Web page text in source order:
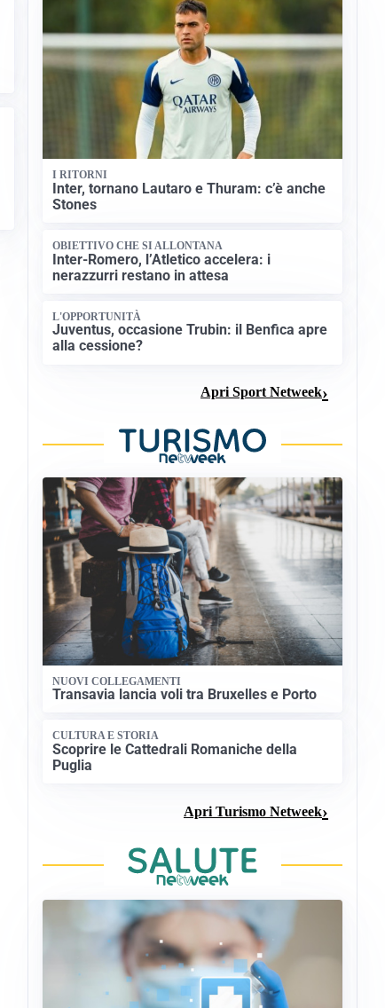
I RITORNI
Inter, tornano Lautaro e Thuram: c’è anche
Stones
OBIETTIVO CHE SI ALLONTANA
Inter-Romero, l’Atletico accelera: i
nerazzurri restano in attesa
L'OPPORTUNITÀ
Juventus, occasione Trubin: il Benfica apre
alla cessione?
Apri Sport Netweek
NUOVI COLLEGAMENTI
Transavia lancia voli tra Bruxelles e Porto
CULTURA E STORIA
Scoprire le Cattedrali Romaniche della
Puglia
Apri Turismo Netweek